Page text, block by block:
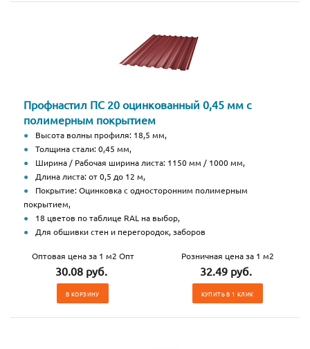
Профнастил ПС 20 оцинкованный 0,45 мм с
полимерным покрытием
Высота волны профиля: 18,5 мм,
Толщина стали: 0,45 мм,
Ширина / Рабочая ширина листа: 1150 мм / 1000 мм,
Длина листа: от 0,5 до 12 м,
Покрытие: Оцинковка с односторонним полимерным
покрытием,
18 цветов по таблице RAL на выбор,
Для обшивки стен и перегородок, заборов
Оптовая цена за 1 м2 Опт
30.08 руб.
В КОРЗИНУ
Розничная цена за 1 м2
32.49 руб.
КУПИТЬ В 1 КЛИК